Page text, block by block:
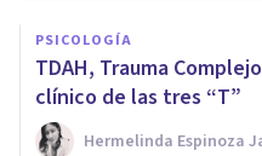
PSICOLOGÍA
TDAH, Trauma
clínico de las tres “T”
Hermelinda Espinoza